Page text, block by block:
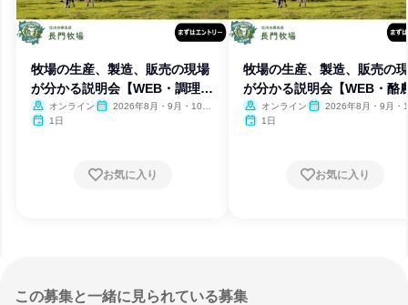
牧場の生産、製造、販売の現場
が分かる説明会【WEB・調理
職】オンライン
2026年8月・9月・10
1日
お気に入り
牧場の生産、製造、販売の
が分かる説明会【WEB・酪
職】オンライン
2026年8月・9月・
1日
お気に入り
この募集と一緒に見られている募集